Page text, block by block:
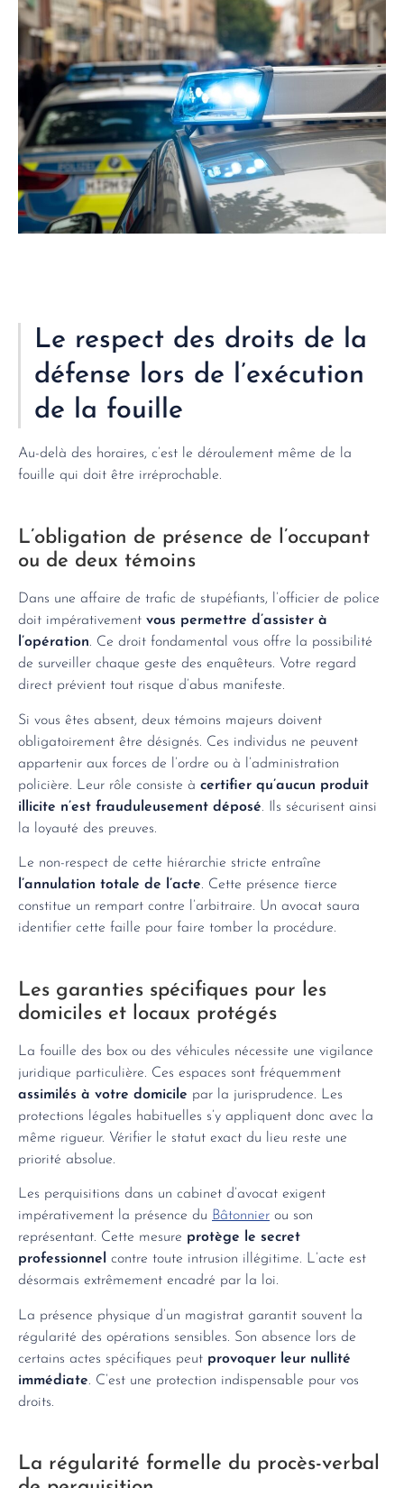
Le respect des droits de la
défense lors de l’exécution
de la fouille
Au-delà des horaires, c’est le déroulement même de la
fouille qui doit être irréprochable.
L’obligation de présence de l’occupant
ou de deux témoins
Dans une affaire de trafic de stupéfiants, l’officier de police
doit impérativement vous permettre d’assister à
l’opération. Ce droit fondamental vous offre la possibilité
de surveiller chaque geste des enquêteurs. Votre regard
direct prévient tout risque d’abus manifeste.
Si vous êtes absent, deux témoins majeurs doivent
obligatoirement être désignés. Ces individus ne peuvent
appartenir aux forces de l’ordre ou à l’administration
policière. Leur rôle consiste à certifier qu’aucun produit
illicite n’est frauduleusement déposé. Ils sécurisent ainsi
la loyauté des preuves.
Le non-respect de cette hiérarchie stricte entraîne
l’annulation totale de l’acte. Cette présence tierce
constitue un rempart contre l’arbitraire. Un avocat saura
identifier cette faille pour faire tomber la procédure.
Les garanties spécifiques pour les
domiciles et locaux protégés
La fouille des box ou des véhicules nécessite une vigilance
juridique particulière. Ces espaces sont fréquemment
assimilés à votre domicile par la jurisprudence. Les
protections légales habituelles s’y appliquent donc avec la
même rigueur. Vérifier le statut exact du lieu reste une
priorité absolue.
Les perquisitions dans un cabinet d’avocat exigent
impérativement la présence du Bâtonnier ou son
représentant. Cette mesure protège le secret
professionnel
contre toute intrusion illégitime. L’acte est
désormais extrêmement encadré par la loi.
La présence physique d’un magistrat garantit souvent la
régularité des opérations sensibles. Son absence lors de
certains actes spécifiques peut provoquer leur nullité
immédiate. C’est une protection indispensable pour vos
droits.
La régularité formelle du procès-verbal